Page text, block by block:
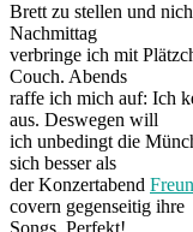
Brett zu stellen und
Nachmittag
verbringe ich mit
Couch. Abends
raffe ich mich auf: Ich
aus. Deswegen will
ich unbedingt die
sich besser als
der Konzertabend
covern gegenseitig ihre
Songs. Perfekt!